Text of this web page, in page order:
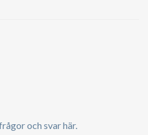
och svar här.